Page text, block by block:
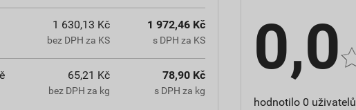
1 630,13 Kč
bez DPH za KS
1 972,46 Kč
s DPH za KS
65,21 Kč
bez DPH za kg
78,90 Kč
s DPH za kg
0,0
hodnotilo 0 uživatelů